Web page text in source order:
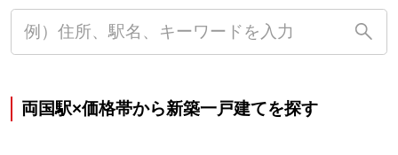
両国駅×価格帯から新築一戸建てを探す